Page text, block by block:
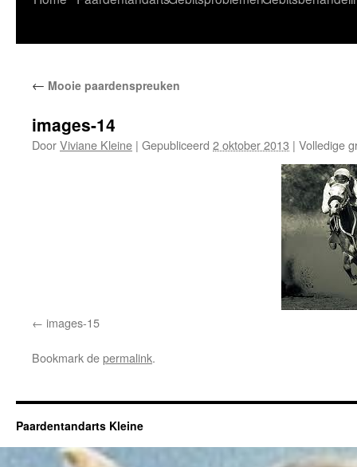
inhoud
← Mooie paardenspreuken
images-14
DoorViviane Kleine | Gepubliceerd 2 oktober 2013 | Volledige
images-15
Bookmark depermalink.
Paardentandarts Kleine